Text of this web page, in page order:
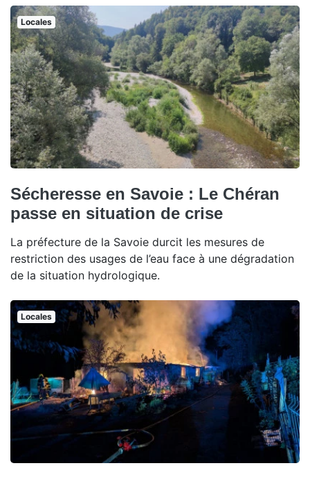
Locales
Sécheresse en Savoie : Le Chéran
passe en situation de crise
La préfecture de la Savoie durcit les mesures de
restriction des usages de l’eau face à une dégradation
de la situation hydrologique.
Locales